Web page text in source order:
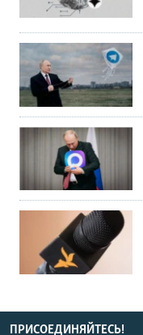
ПРИСОЕДИНЯЙТЕСЬ!